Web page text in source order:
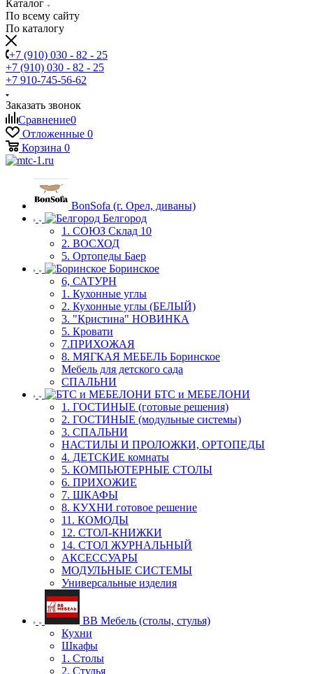
Каталог
По всему сайту
По каталогу
+7 (910) 030 - 82 - 25
+7 (910) 030 - 82 - 25
+7 910-745-56-62
Заказать звонок
Сравнение0
Отложенные 0
Корзина 0
BonSofa (г. Орел, диваны)
Белгород
1. СОЮЗ Склад 10
2. ВОСХОД
5. Ортопеды Баер
Боринское
6, САТУРН
1. Кухонные углы
2. Кухонные углы (БЕЛЫЙ)
3. "Кристина" НОВИНКА
5. Кровати
7.ПРИХОЖАЯ
8. МЯГКАЯ МЕБЕЛЬ Боринское
Мебель для детского сада
СПАЛЬНИ
БТС и МЕБЕЛОНИ
1. ГОСТИНЫЕ (готовые решения)
2. ГОСТИНЫЕ (модульные системы)
3. СПАЛЬНИ
НАСТИЛЫ И ПРОЛОЖКИ, ОРТОПЕДЫ
4. ДЕТСКИЕ комнаты
5. КОМПЬЮТЕРНЫЕ СТОЛЫ
6. ПРИХОЖИЕ
7. ШКАФЫ
8. КУХНИ готовое решение
11. КОМОДЫ
12. СТОЛ-КНИЖКИ
14. СТОЛ ЖУРНАЛЬНЫЙ
АКСЕССУАРЫ
МОДУЛЬНЫЕ СИСТЕМЫ
Универсальные изделия
ВВ Мебель (столы, стулья)
Кухни
Шкафы
1. Столы
2. Стулья